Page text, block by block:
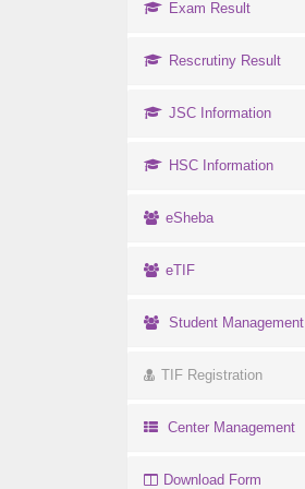
Exam Result
Rescrutiny Result
JSC Information
HSC Information
eSheba
eTIF
Student Management
TIF Registration
Center Management
Download Form